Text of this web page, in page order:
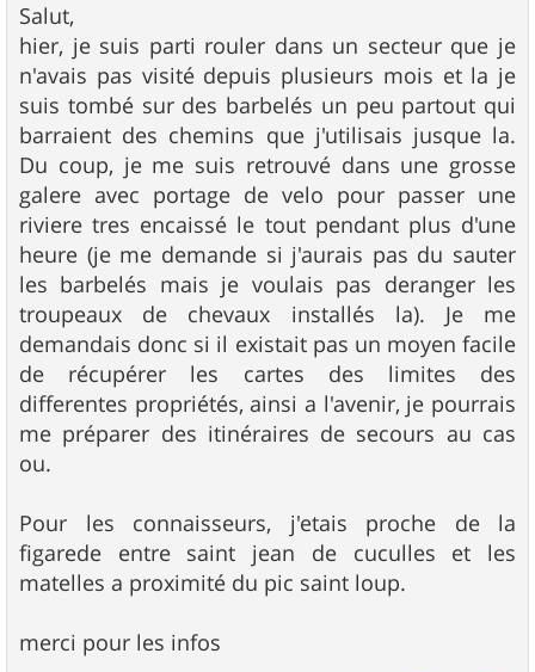
s
s
a
g
e
Salut,
hier, je suis parti rouler dans un secteur que je
n'avais pas visité depuis plusieurs mois et la je
suis tombé sur des barbelés un peu partout qui
barraient des chemins que j'utilisais jusque la.
Du coup, je me suis retrouvé dans une grosse
galere avec portage de velo pour passer une
riviere tres encaissé le tout pendant plus d'une
heure (je me demande si j'aurais pas du sauter
les barbelés mais je voulais pas deranger les
troupeaux de chevaux installés la). Je me
demandais donc si il existait pas un moyen facile
de récupérer les cartes des limites des
differentes propriétés, ainsi a l'avenir, je pourrais
me préparer des itinéraires de secours au cas
ou.
Pour les connaisseurs, j'etais proche de la
figarede entre saint jean de cuculles et les
matelles a proximité du pic saint loup.
merci pour les infos